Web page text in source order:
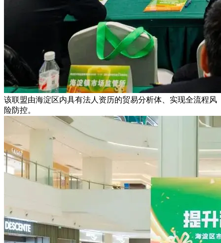
该联盟由海淀区内具有法人资历的贸易分析体、实现全流程风
险防控。